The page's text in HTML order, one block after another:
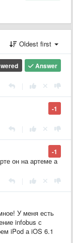
Oldest first
Answer
-1
-1
он на артеме а
У меня есть
infobus с
iPod а iOS 6.1